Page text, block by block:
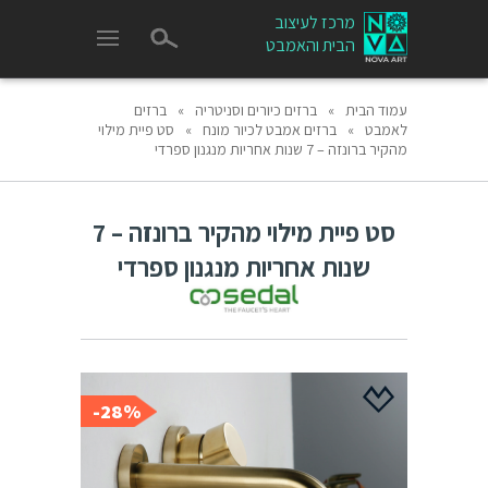
מרכז לעיצוב
הבית והאמבט
עמוד הבית » ברזים כיורים וסניטריה »
ברזים
לאמבט » ברזים אמבט לכיור מונח »
סט פיית מילוי
מהקיר ברונזה – 7 שנות אחריות מנגנון ספרדי
סט פיית מילוי מהקיר ברונזה – 7
שנות אחריות מנגנון ספרדי
28%-